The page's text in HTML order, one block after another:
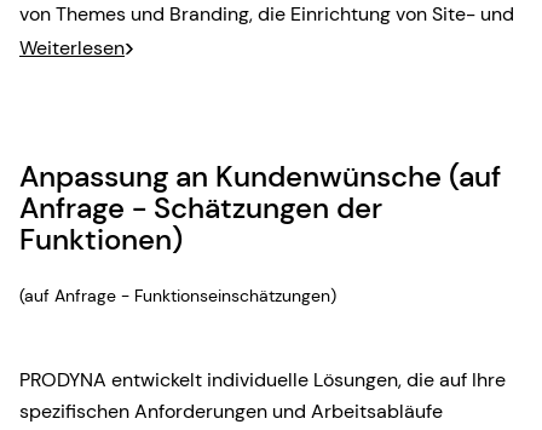
von Themes und Branding, die Einrichtung von Site- und
Seitenstrukturen mit Berechtigungen, die Konfiguration
Weiterlesen
Anpassung an Kundenwünsche (auf
Anfrage - Schätzungen der
Funktionen)
(auf Anfrage - Funktionseinschätzungen)
PRODYNA entwickelt individuelle Lösungen, die auf Ihre
spezifischen Anforderungen und Arbeitsabläufe